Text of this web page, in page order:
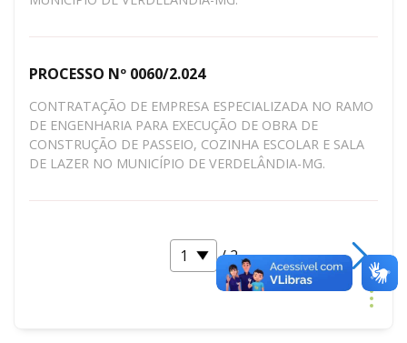
PROCESSO Nº 0060/2.024
CONTRATAÇÃO DE EMPRESA ESPECIALIZADA NO RAMO
DE ENGENHARIA PARA EXECUÇÃO DE OBRA DE
CONSTRUÇÃO DE PASSEIO, COZINHA ESCOLAR E SALA
DE LAZER NO MUNICÍPIO DE VERDELÂNDIA-MG.
/ 2